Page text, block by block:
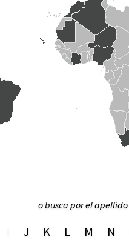
o busca por el
I J K L M N